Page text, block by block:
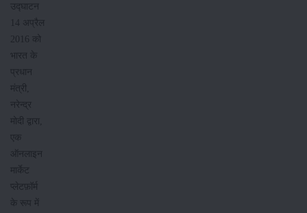
उद्घाटन
14 अप्रैल
2016 को
भारत के
प्रधान
मंत्री,
नरेन्द्र
मोदी द्वारा,
एक
ऑनलाइन
मार्केट
प्लेटफ़ॉर्म
के रूप में